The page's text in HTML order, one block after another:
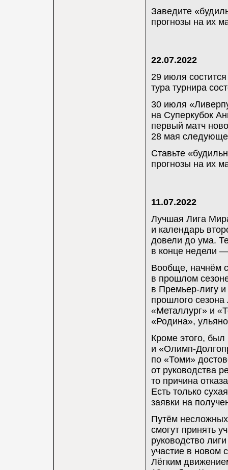
Заведите
прогнозы на их
22.07.2022
29 июля
тура турнира
30 июля
на Суперкубок
первый матч
28 мая
Ставьте
прогнозы на их
11.07.2022
Лучшая Лига
и календарь
довели до ума.
в конце недели —
Вообще, начнём
в прошлом
в Премьер-лигу и
прошлого
«Металлург» и
«Родина»,
Кроме этого,
и «Олимп-
по «Томи»
от руководства
то причина
Есть только
заявки на
Путём
смогут принять
руководство
участие в новом
Лёгким